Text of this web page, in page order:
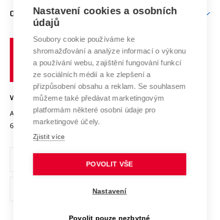
E-přihláška
Doktorské studium
Podpora podnikání
Mezinárodní vědecká rada
Systém zajišťování kvality výzkumu
Výzkumné infrastruktury
Transfer znalostí
Open Science
Projekty
Projekty ze strukturálních fondů
Specifický výzkum
Zahraniční spolupráce
Spolupráce se školami
Služby univerzity
Mezinárodní dohody
Univerzitní sítě
O UNIVERZITĚ
Profil univerzity
Udržitelná univerzita
Podnikavá univerzita / ContriBUTe
Bezpečná univerzita
Vyznamenání
Organizační struktura
Ochrana osobních údajů
odkaz)
učení
technické
VYSOKÉ UČENÍ TECHNICKÉ V BRNĚ
Antonínská 548/1
602 00 Brno
www.vut.cz
vut@vutbr.cz
Nastavení cookies a osobních
údajů
Soubory cookie používáme ke
shromažďování a analýze informací o výkonu
a používání webu, zajištění fungování funkcí
ze sociálních médií a ke zlepšení a
přizpůsobení obsahu a reklam. Se souhlasem
můžeme také předávat marketingovým
platformám některé osobní údaje pro
marketingové účely.
Zjistit více
POVOLIT VŠE
Nastavení
Povolit pouze nezbytné